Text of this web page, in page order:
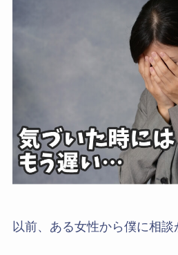
以前、ある女性から僕に相談